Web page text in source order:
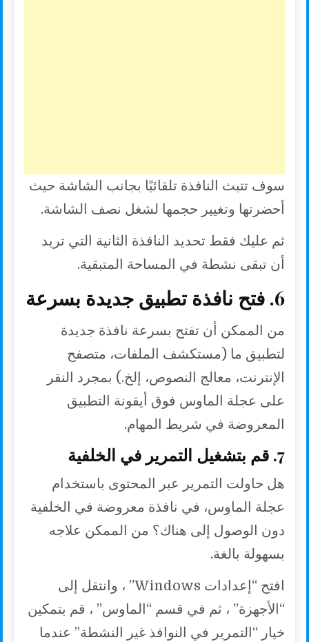
سوف تتبث النافذة تلقائيًا بجانب الشاشة حيث
أحضرتها وتغيير حجمها لشغل نصف الشاشة.
ثم عليك فقط تحديد النافذة الثانية التي تريد
أن تبقى نشطة في المساحة المتبقية.
6. فتح نافذة تطبيق جديدة بسرعة
من الممكن أن تفتح بسرعة نافذة جديدة
لتطبيق ما (مستكشف الملفات، متصفح
الإنترنت، معالج النصوص، إلخ.) بمجرد النقر
على عجلة الماوس فوق أيقونة التطبيق
المعروضة في شريط المهام.
7. قم بتشغيل التمرير في الخلفية
هل حاولت التمرير عبر المحتوى باستخدام
عجلة الماوس، في نافذة معروضة في الخلفية
دون الوصول إلى هناك؟ من الممكن علاجه
بسهولة بالغة.
افتح “إعدادات Windows” ، وانتقل إلى
“الأجهزة” ، ثم في قسم “الماوس” ، قم بتمكين
خيار “التمرير في النوافذ غير النشطة” عندما